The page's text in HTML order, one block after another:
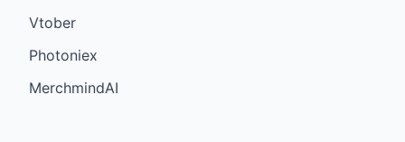
Vtober
Photoniex
MerchmindAI